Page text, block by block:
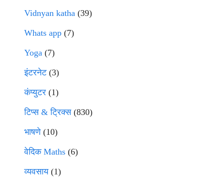
Vidnyan katha (39)
Whats app (7)
Yoga (7)
इंटरनेट(3)
कंप्युटर (1)
टिप्स & ट्रिक्स(830)
भाषणे(10)
वेदिक Maths (6)
व्यवसाय(1)